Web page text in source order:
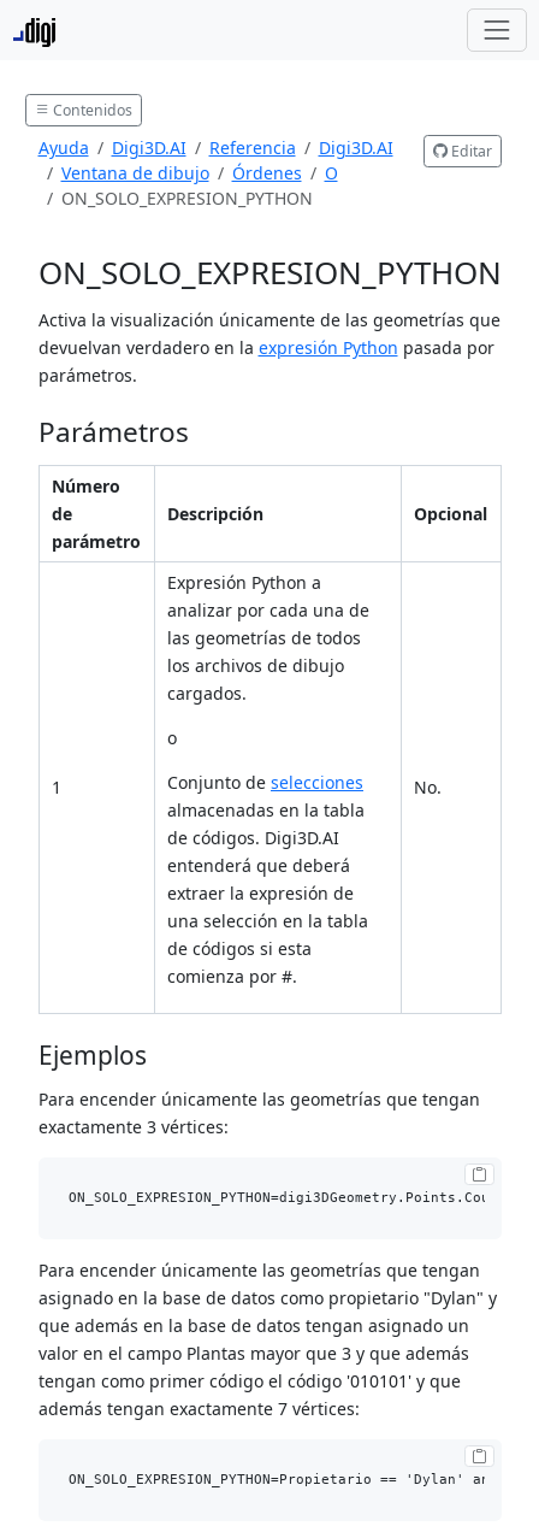
Contenidos
Ayuda Digi3D.AI Referencia
Digi3D.AI
Ventana de dibujo
Órdenes
O
ON_SOLO_EXPRESION_PYTHON
Editar
ON_SOLO_EXPRESION_PYTHON
Activa la visualización únicamente de las geometrías que
devuelvan verdadero en la expresión Python pasada por
parámetros.
Parámetros
Número
de
parámetro
Descripción Opcional
1
Expresión Python a
analizar por cada una de
las geometrías de todos
los archivos de dibujo
cargados.
o
Conjunto de selecciones
almacenadas en la tabla
de códigos. Digi3D.AI
entenderá que deberá
extraer la expresión de
una selección en la tabla
de códigos si esta
comienza por #.
No.
Ejemplos
Para encender únicamente las geometrías que tengan
exactamente 3 vértices:
Para encender únicamente las geometrías que tengan
asignado en la base de datos como propietario "Dylan" y
que además en la base de datos tengan asignado un
valor en el campo Plantas mayor que 3 y que además
tengan como primer código el código '010101' y que
además tengan exactamente 7 vértices: